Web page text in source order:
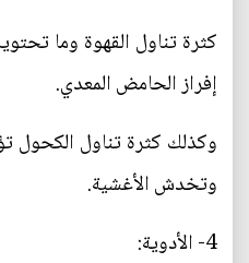
كثرة تناول القهوة وما
إفراز الحامض المعدي.
وكذلك كثرة تناول الكحول
وتخدش الأغشية.
4- الأدوية: